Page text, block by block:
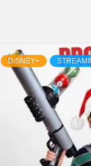
DISNEY+